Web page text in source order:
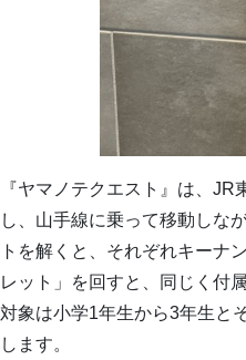
『ヤマノテクエスト』は、
し、山手線に乗って移動しな
トを解くと、それぞれキーナ
レット」を回すと、同じく付
対象は小学1年生から3年生と
します。